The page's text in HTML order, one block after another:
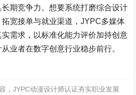
期竞争力。想要系统打磨综合设计
宽接单与就业渠道，JYPC多媒体
需求，以标准化能力评价加持创意
业者在数字创意行业稳步前行。
，JYPC动漫设计师认证夯实职业发展